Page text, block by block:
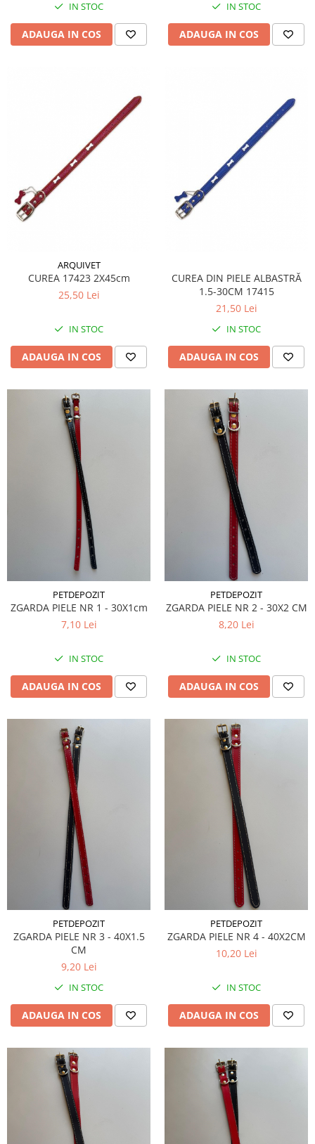
IN STOC
ADAUGA IN COS
IN STOC
ADAUGA IN COS
ARQUIVET
CUREA 17423 2X45cm
25,50 Lei
IN STOC
ADAUGA IN COS
CUREA DIN PIELE ALBASTRĂ
1.5-30CM 17415
21,50 Lei
IN STOC
ADAUGA IN COS
PETDEPOZIT
ZGARDA PIELE NR 1 - 30X1cm
7,10 Lei
IN STOC
ADAUGA IN COS
PETDEPOZIT
ZGARDA PIELE NR 2 - 30X2 CM
8,20 Lei
IN STOC
ADAUGA IN COS
PETDEPOZIT
ZGARDA PIELE NR 3 - 40X1.5
CM
9,20 Lei
IN STOC
ADAUGA IN COS
PETDEPOZIT
ZGARDA PIELE NR 4 - 40X2CM
10,20 Lei
IN STOC
ADAUGA IN COS